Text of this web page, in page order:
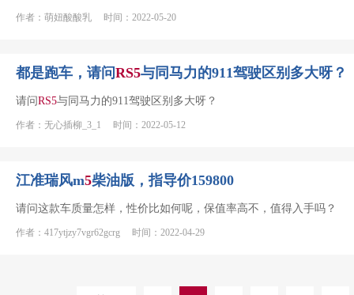
作者：萌妞酸酸乳 时间：2022-05-20
都是跑车，请问RS5与同马力的911驾驶区别多大呀？
请问RS5与同马力的911驾驶区别多大呀？
作者：无心插柳_3_1 时间：2022-05-12
江准瑞风m5柴油版，指导价159800
请问这款车质量怎样，性价比如何呢，保值率高不，值得入手吗？
作者：417ytjzy7vgr62gcrg 时间：2022-04-29